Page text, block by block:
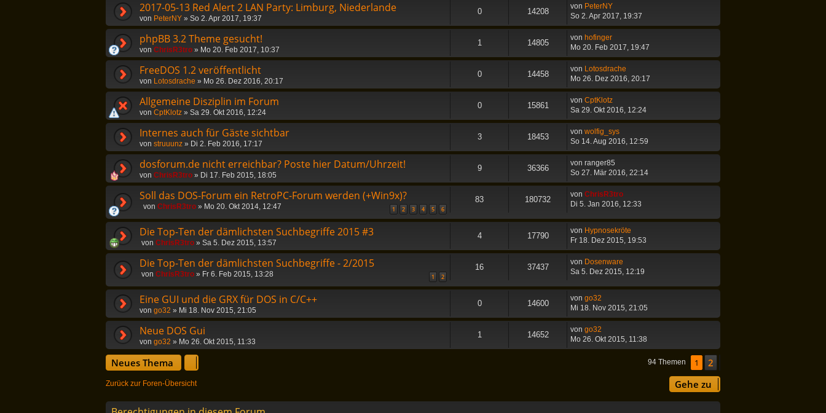
2017-05-13 Red Alert 2 LAN Party: Limburg, Niederlande
von PeterNY » So 2. Apr 2017, 19:37
0 14208
von PeterNY
So 2. Apr 2017, 19:37
phpBB 3.2 Theme gesucht!
von ChrisR3tro » Mo 20. Feb 2017, 10:37
1 14805
von hofinger
Mo 20. Feb 2017, 19:47
FreeDOS 1.2 veröffentlicht
von Lotosdrache » Mo 26. Dez 2016, 20:17
0 14458
von Lotosdrache
Mo 26. Dez 2016, 20:17
Allgemeine Disziplin im Forum
von CptKlotz » Sa 29. Okt 2016, 12:24
0 15861
von CptKlotz
Sa 29. Okt 2016, 12:24
Internes auch für Gäste sichtbar
von struuunz » Di 2. Feb 2016, 17:17
3 18453
von wolfig_sys
So 14. Aug 2016, 12:59
dosforum.de nicht erreichbar? Poste hier Datum/Uhrzeit!
von ChrisR3tro » Di 17. Feb 2015, 18:05
9 36366
von ranger85
So 27. Mär 2016, 22:14
Soll das DOS-Forum ein RetroPC-Forum werden (+Win9x)?
von ChrisR3tro » Mo 20. Okt 2014, 12:47 1 2 3 4 5 6
83 180732
von ChrisR3tro
Di 5. Jan 2016, 12:33
Die Top-Ten der dämlichsten Suchbegriffe 2015 #3
von ChrisR3tro » Sa 5. Dez 2015, 13:57
4 17790
von Hypnosekröte
Fr 18. Dez 2015, 19:53
Die Top-Ten der dämlichsten Suchbegriffe - 2/2015
von ChrisR3tro » Fr 6. Feb 2015, 13:28 1 2
16 37437
von Dosenware
Sa 5. Dez 2015, 12:19
Eine GUI und die GRX für DOS in C/C++
von go32 » Mi 18. Nov 2015, 21:05
0 14600
von go32
Mi 18. Nov 2015, 21:05
Neue DOS Gui
von go32 » Mo 26. Okt 2015, 11:33
1 14652
von go32
Mo 26. Okt 2015, 11:38
Neues Thema 94 Themen 1 2
Zurück zur Foren-Übersicht Gehe zu